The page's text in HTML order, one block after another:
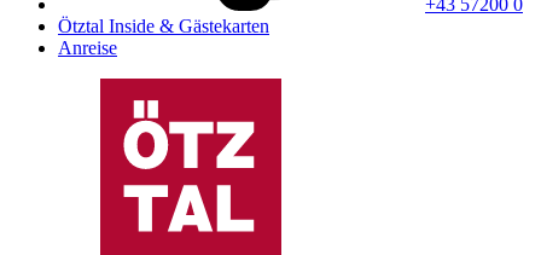
+43 57200 0
Ötztal Inside & Gästekarten
Anreise